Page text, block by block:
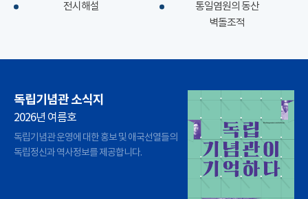
전시해설
통일염원의 동산
벽돌조적
독립기념관 소식지
2026년 여름호
독립기념관 운영에 대한 홍보 및 애국선열들의
독립정신과 역사정보를 제공합니다.